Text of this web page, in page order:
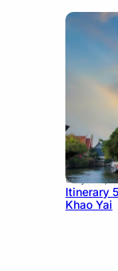
July 20,
Itinerary
Khao Yai